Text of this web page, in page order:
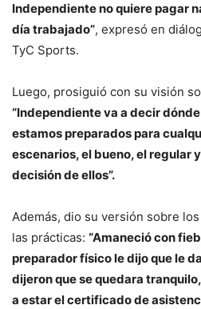
Independiente no quiere pagar
día trabajado”, expresó en
TyC Sports.
Luego, prosiguió con su visión
“Independiente va a decir
estamos preparados para
escenarios, el bueno, el regular
decisión de ellos”.
Además, dio su versión sobre
las prácticas: “Amaneció con
preparador físico le dijo que le
dijeron que se quedara
a estar el certificado de